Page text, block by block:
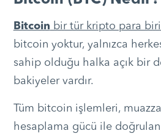
Bitcoin bir tür kripto para
bitcoin yoktur, yalnızca
sahip olduğu halka açık bir
bakiyeler vardır.
Tüm bitcoin işlemleri,
hesaplama gücü ile